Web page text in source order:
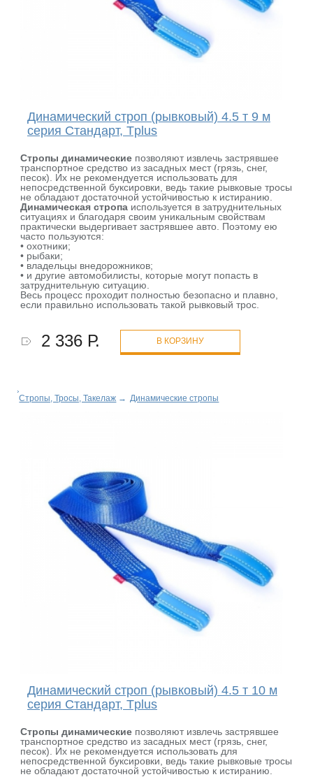
Динамический строп (рывковый) 4.5 т 9 м
серия Стандарт, Tplus
Стропы динамические позволяют извлечь застрявшее
транспортное средство из засадных мест (грязь, снег,
песок). Их не рекомендуется использовать для
непосредственной буксировки, ведь такие рывковые тросы
не обладают достаточной устойчивостью к истиранию.
Динамическая стропа используется в затруднительных
ситуациях и благодаря своим уникальным свойствам
практически выдергивает застрявшее авто. Поэтому ею
часто пользуются:
• охотники;
• рыбаки;
• владельцы внедорожников;
• и другие автомобилисты, которые могут попасть в
затруднительную ситуацию.
Весь процесс проходит полностью безопасно и плавно,
если правильно использовать такой рывковый трос.
2 336 Р. В КОРЗИНУ
Стропы, Тросы, Такелаж → Динамические стропы
Динамический строп (рывковый) 4.5 т 10 м
серия Стандарт, Tplus
Стропы динамические позволяют извлечь застрявшее
транспортное средство из засадных мест (грязь, снег,
песок). Их не рекомендуется использовать для
непосредственной буксировки, ведь такие рывковые тросы
не обладают достаточной устойчивостью к истиранию.